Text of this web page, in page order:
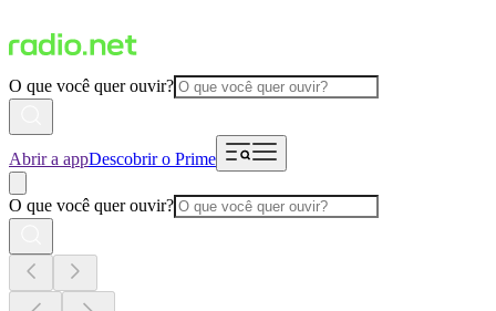
O que você quer ouvir?
Abrir a appDescobrir o Prime
O que você quer ouvir?